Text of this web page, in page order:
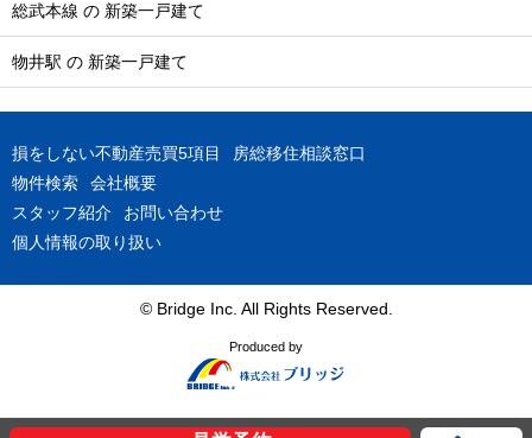
総武本線 の 新築一戸建て
物井駅 の 新築一戸建て
損をしない不動産売買5項目
房総移住相談窓口
物件検索
会社概要
スタッフ紹介
お問い合わせ
個人情報の取り扱い
© Bridge Inc. All Rights Reserved.
Produced by